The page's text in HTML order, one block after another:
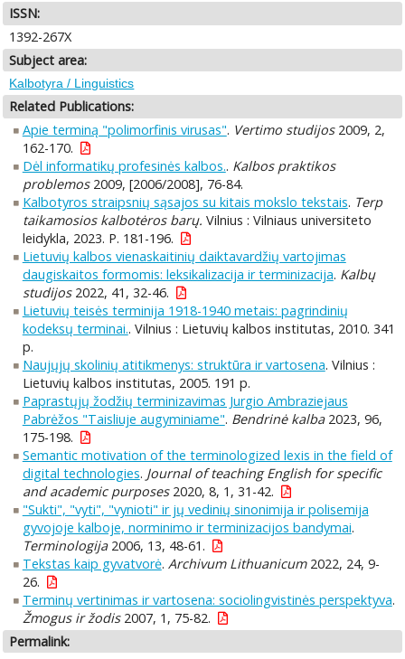
ISSN:
1392-267X
Subject area:
Kalbotyra / Linguistics
Related Publications:
Apie terminą "polimorfinis virusas". Vertimo studijos2009, 2,
162-170.
Dėl informatikų profesinės kalbos.. Kalbos praktikos
problemos2009, [2006/2008], 76-84.
Kalbotyros straipsnių sąsajos su kitais mokslo tekstais. Terp
taikamosios kalbotėros barų. Vilnius : Vilniaus universiteto
leidykla, 2023. P. 181-196.
Lietuvių kalbos vienaskaitinių daiktavardžių vartojimas
daugiskaitos formomis: leksikalizacija ir terminizacija. Kalbų
studijos2022, 41, 32-46.
Lietuvių teisės terminija 1918-1940 metais: pagrindinių
kodeksų terminai.. Vilnius : Lietuvių kalbos institutas, 2010. 341
p.
Naujųjų skolinių atitikmenys: struktūra ir vartosena. Vilnius :
Lietuvių kalbos institutas, 2005. 191 p.
Paprastųjų žodžių terminizavimas Jurgio Ambraziejaus
Pabrėžos "Taisliuje augyminiame". Bendrinė kalba2023, 96,
175-198.
Semantic motivation of the terminologized lexis in the field of
digital technologies. Journal of teaching English for specific
and academic purposes2020, 8, 1, 31-42.
"Sukti", "vyti", "vynioti" ir jų vedinių sinonimija ir polisemija
gyvojoje kalboje, norminimo ir terminizacijos bandymai.
Terminologija2006, 13, 48-61.
Tekstas kaip gyvatvorė. Archivum Lithuanicum2022, 24, 9-
26.
Terminų vertinimas ir vartosena: sociolingvistinės perspektyva.
Žmogus ir žodis2007, 1, 75-82.
Permalink: